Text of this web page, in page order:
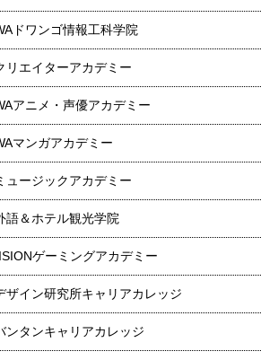
ドワンゴ情報工科学院
リエイターアカデミー
アニメ・声優アカデミー
マンガアカデミー
ュージックアカデミー
語＆ホテル観光学院
ゲーミングアカデミー
ザイン研究所キャリアカレッジ
ンタンキャリアカレッジ